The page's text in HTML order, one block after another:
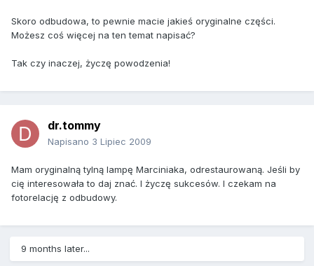
Skoro odbudowa, to pewnie macie jakieś oryginalne części.
Możesz coś więcej na ten temat napisać?
Tak czy inaczej, życzę powodzenia!
dr.tommy
Napisano 3 Lipiec 2009
Mam oryginalną tylną lampę Marciniaka, odrestaurowaną. Jeśli by
cię interesowała to daj znać. I życzę sukcesów. I czekam na
fotorelację z odbudowy.
9 months later...